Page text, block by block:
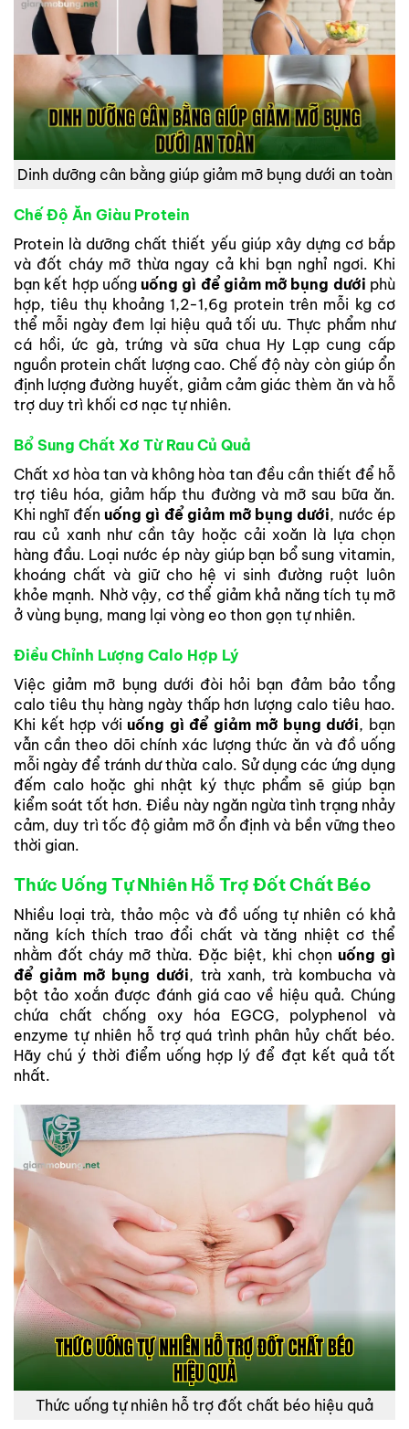
Dinh dưỡng cân bằng giúp giảm mỡ bụng dưới an toàn
Chế Độ Ăn Giàu Protein
Protein là dưỡng chất thiết yếu giúp xây dựng cơ bắp
và đốt cháy mỡ thừa ngay cả khi bạn nghỉ ngơi. Khi
bạn kết hợp uống uống gì để giảm mỡ bụng dưới phù
hợp, tiêu thụ khoảng 1,2-1,6g protein trên mỗi kg cơ
thể mỗi ngày đem lại hiệu quả tối ưu. Thực phẩm như
cá hồi, ức gà, trứng và sữa chua Hy Lạp cung cấp
nguồn protein chất lượng cao. Chế độ này còn giúp ổn
định lượng đường huyết, giảm cảm giác thèm ăn và hỗ
trợ duy trì khối cơ nạc tự nhiên.
Bổ Sung Chất Xơ Từ Rau Củ Quả
Chất xơ hòa tan và không hòa tan đều cần thiết để hỗ
trợ tiêu hóa, giảm hấp thu đường và mỡ sau bữa ăn.
Khi nghĩ đến uống gì để giảm mỡ bụng dưới, nước ép
rau củ xanh như cần tây hoặc cải xoăn là lựa chọn
hàng đầu. Loại nước ép này giúp bạn bổ sung vitamin,
khoáng chất và giữ cho hệ vi sinh đường ruột luôn
khỏe mạnh. Nhờ vậy, cơ thể giảm khả năng tích tụ mỡ
ở vùng bụng, mang lại vòng eo thon gọn tự nhiên.
Điều Chỉnh Lượng Calo Hợp Lý
Việc giảm mỡ bụng dưới đòi hỏi bạn đảm bảo tổng
calo tiêu thụ hàng ngày thấp hơn lượng calo tiêu hao.
Khi kết hợp với uống gì để giảm mỡ bụng dưới, bạn
vẫn cần theo dõi chính xác lượng thức ăn và đồ uống
mỗi ngày để tránh dư thừa calo. Sử dụng các ứng dụng
đếm calo hoặc ghi nhật ký thực phẩm sẽ giúp bạn
kiểm soát tốt hơn. Điều này ngăn ngừa tình trạng nhảy
cảm, duy trì tốc độ giảm mỡ ổn định và bền vững theo
thời gian.
Thức Uống Tự Nhiên Hỗ Trợ Đốt Chất Béo
Nhiều loại trà, thảo mộc và đồ uống tự nhiên có khả
năng kích thích trao đổi chất và tăng nhiệt cơ thể
nhằm đốt cháy mỡ thừa. Đặc biệt, khi chọn uống gì
để giảm mỡ bụng dưới, trà xanh, trà kombucha và
bột tảo xoắn được đánh giá cao về hiệu quả. Chúng
chứa chất chống oxy hóa EGCG, polyphenol và
enzyme tự nhiên hỗ trợ quá trình phân hủy chất béo.
Hãy chú ý thời điểm uống hợp lý để đạt kết quả tốt
nhất.
Thức uống tự nhiên hỗ trợ đốt chất béo hiệu quả